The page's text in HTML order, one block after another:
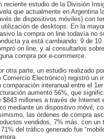
reciente estudio de la División
que actualmente en Argentina
de dispositivos móviles) con
utilización de desktops. En la
la compra on line todavía no
ya está cambiando: 9 de
on line, y al consultarlos
compra por e-commerce.
otra parte, un estudio realizado
Comercio Electrónico) registró un
comparación interanual entre el
aumentó 56%, que
$843 millones a través de Internet
mediante un dispositivo móvil,
las órdenes de compra
vendidos, 7% más, con
del tráfico generado fue